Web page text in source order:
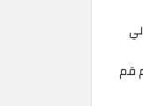
قم